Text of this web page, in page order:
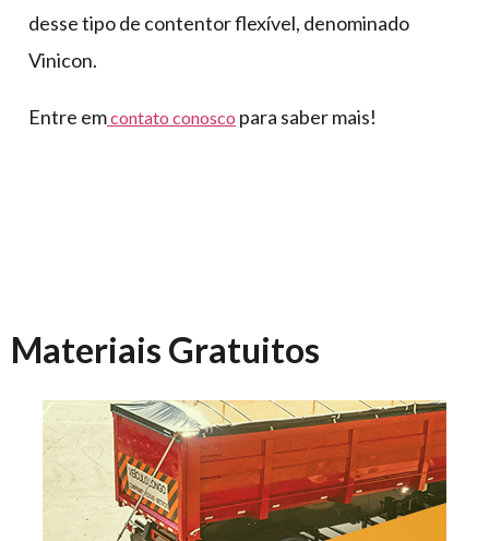
desse tipo de contentor flexível, denominado
Vinicon.
Entre emcontato conosco para saber mais!
Materiais Gratuitos